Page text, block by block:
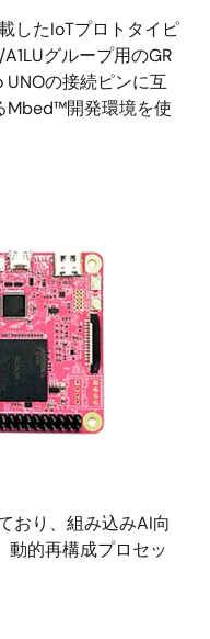
したIoTプロトタイピ
グループ用のGR
の接続ピンに互
Mbed™開発環境を使
おり、組み込みAI向
動的再構成プロセッ